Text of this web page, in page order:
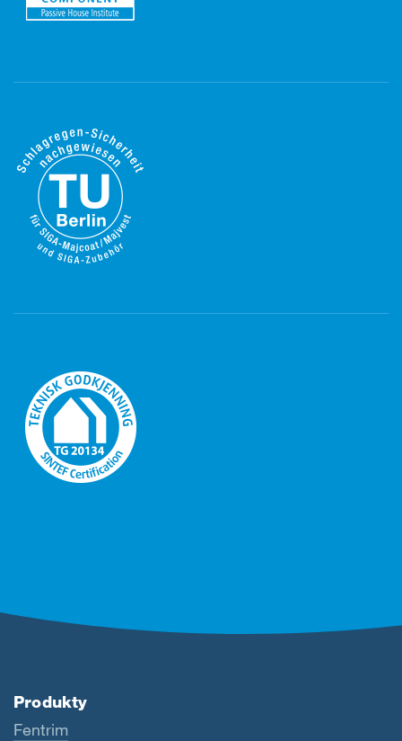
Produkty
Fentrim